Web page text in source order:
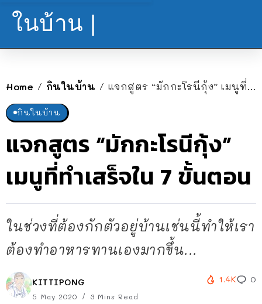
ในบ้าน |
Home / กินในบ้าน / แจกสูตร “มักกะโรนีกุ้ง” เมนูที่ทำเสร็จใน 7 ขั้นตอน
กินในบ้าน
แจกสูตร “มักกะโรนีกุ้ง”
เมนูที่ทำเสร็จใน 7 ขั้นตอน
ในช่วงที่ต้องกักตัวอยู่บ้านเช่นนี้ทำให้เรา
ต้องทำอาหารทานเองมากขึ้น...
KITTIPONG
5 May 2020 3 Mins Read
1.4K 0